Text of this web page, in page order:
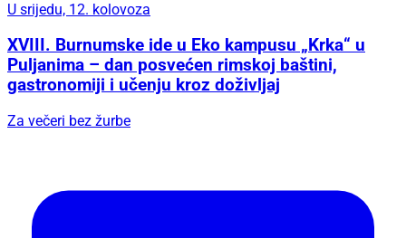
U srijedu, 12. kolovoza
XVIII. Burnumske ide u Eko kampusu „Krka“ u
Puljanima – dan posvećen rimskoj baštini,
gastronomiji i učenju kroz doživljaj
Za večeri bez žurbe